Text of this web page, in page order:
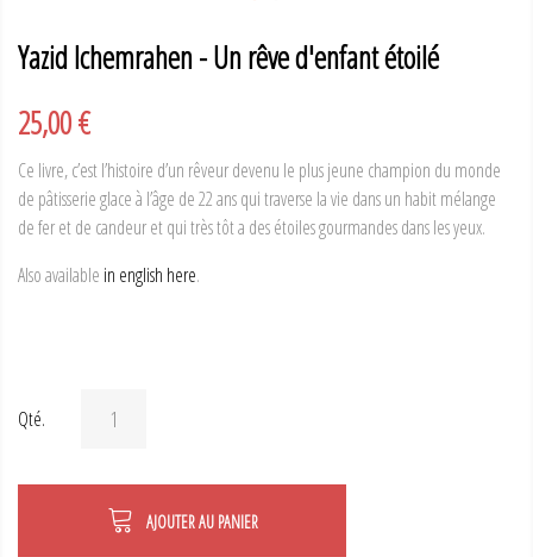
Yazid Ichemrahen - Un rêve d'enfant étoilé
25,00 €
Ce livre, c’est l’histoire d’un rêveur devenu le plus jeune champion du monde
de pâtisserie glace à l’âge de 22 ans qui traverse la vie dans un habit mélange
de fer et de candeur et qui très tôt a des étoiles gourmandes dans les yeux.
Also available in english here.
Qté.
AJOUTER AU PANIER